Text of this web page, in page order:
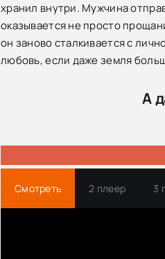
хранил внутри. Мужчина
оказывается не просто
он заново сталкивается с
любовь, если даже земля
А
Смотреть 2 плеер 3